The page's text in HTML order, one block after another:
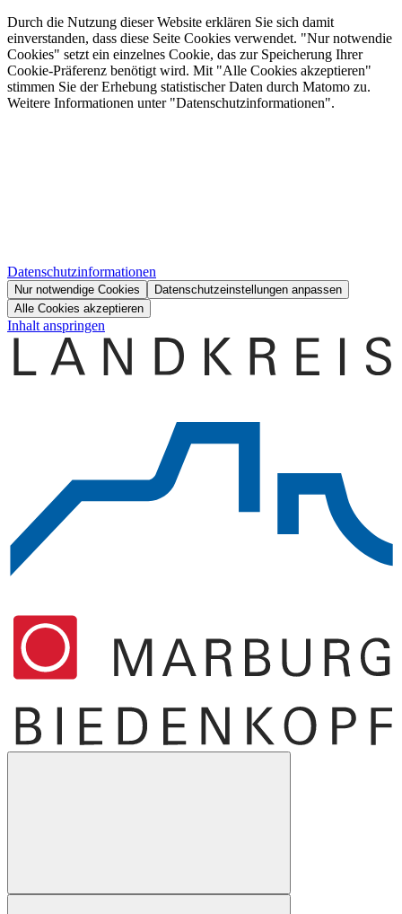
Durch die Nutzung dieser Website erklären Sie sich damit
einverstanden, dass diese Seite Cookies verwendet. "Nur notwendie
Cookies" setzt ein einzelnes Cookie, das zur Speicherung Ihrer
Cookie-Präferenz benötigt wird. Mit "Alle Cookies akzeptieren"
stimmen Sie der Erhebung statistischer Daten durch Matomo zu.
Weitere Informationen unter "Datenschutzinformationen".
Datenschutzinformationen
Nur notwendige Cookies
Datenschutzeinstellungen anpassen
Alle Cookies akzeptieren
Inhalt anspringen